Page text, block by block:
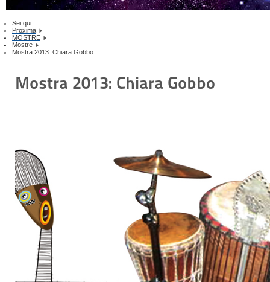
Sei qui:
Proxima
MOSTRE
Mostre
Mostra 2013: Chiara Gobbo
Mostra 2013: Chiara Gobbo